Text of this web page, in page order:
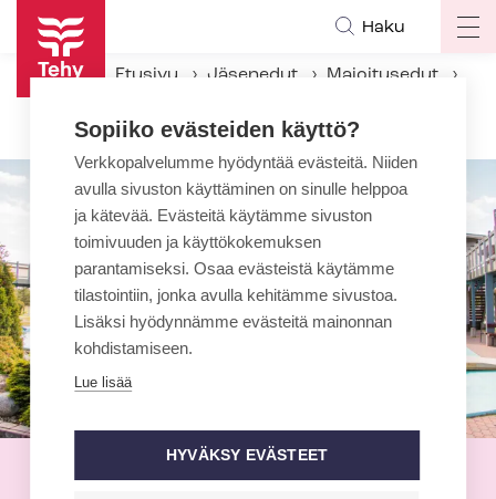
Hyppää
pääsisältöön
Haku
Etusivu Jäsenedut
Majoitusedut
PowerPark Huvivaltio
Sopiiko evästeiden käyttö?
Verkkopalvelumme hyödyntää evästeitä. Niiden
avulla sivuston käyttäminen on sinulle helppoa
ja kätevää. Evästeitä käytämme sivuston
toimivuuden ja käyttökokemuksen
parantamiseksi. Osaa evästeistä käytämme
tilastointiin, jonka avulla kehitämme sivustoa.
Lisäksi hyödynnämme evästeitä mainonnan
kohdistamiseen.
Lue lisää
HYVÄKSY EVÄSTEET